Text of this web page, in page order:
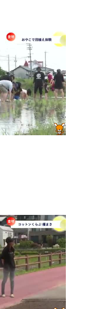
様へのサー
ただくには、
CCNetマイ
となりま
しくお願い
、MyIDが必
含むCCNetの
のIDです。
ールアドレ
の新規登
は引き続き